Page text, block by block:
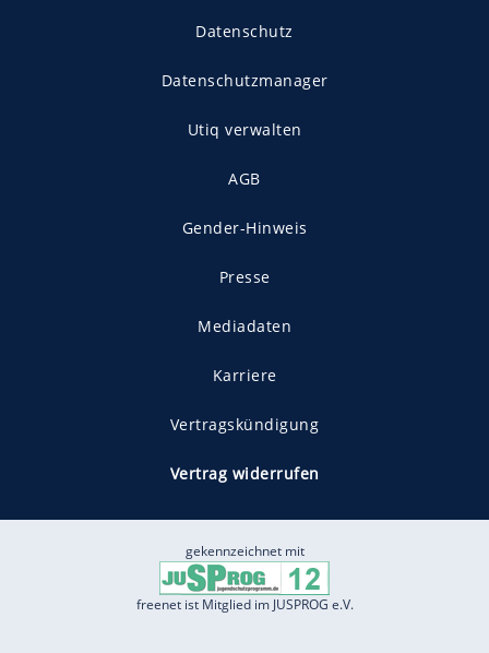
Datenschutz
Datenschutzmanager
Utiq verwalten
AGB
Gender-Hinweis
Presse
Mediadaten
Karriere
Vertragskündigung
Vertrag widerrufen
gekennzeichnet mit
freenet ist Mitglied im JUSPROG e.V.